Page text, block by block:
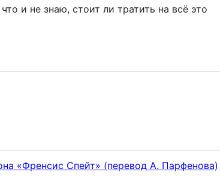
и не знаю, стоит ли тратить на всё это
«Френсис Спейт» (перевод А. Парфенова)